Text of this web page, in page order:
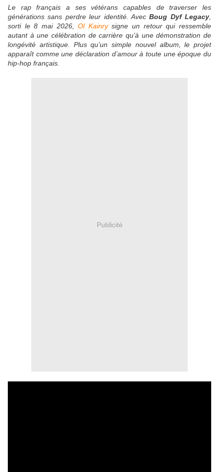
Le rap français a ses vétérans capables de traverser les
générations sans perdre leur identité. AvecBoug Dyf Legacy
sorti le 8 mai 2026,Ol Kainrysigne un retour qui ressemble
autant à une célébration de carrière qu’à une démonstration de
longévité artistique. Plus qu’un simple nouvel album, le projet
apparaît comme une déclaration d’amour à toute une époque du
hip-hop français.
Publicité